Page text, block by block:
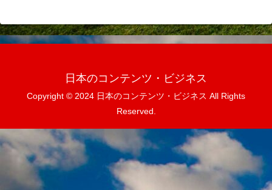
日本のコンテンツ・ビジネス
Copyright © 2024 日本のコンテンツ・ビジネス All Rights
Reserved.